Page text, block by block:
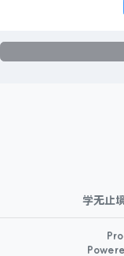
学无止